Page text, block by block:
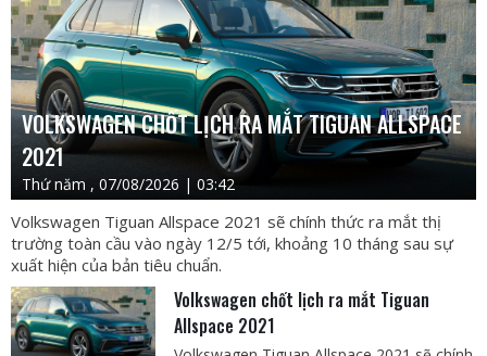
VOLKSWAGEN CHỐT LỊCH RA MẮT TIGUAN ALLSPACE
2021
Thứ năm , 07/08/2026 | 03:42
Volkswagen Tiguan Allspace 2021 sẽ chính thức ra mắt thị
trường toàn cầu vào ngày 12/5 tới, khoảng 10 tháng sau sự
xuất hiện của bản tiêu chuẩn.
Volkswagen chốt lịch ra mắt Tiguan
Allspace 2021